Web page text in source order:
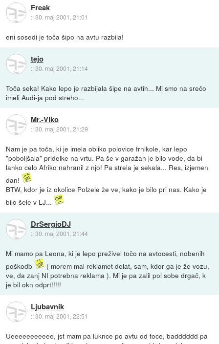
Freak
::30. maj 2001, 21:01
eni sosedi je toča šipo na avtu razbila!
tejo
::30. maj 2001, 21:14
Toča seka! Kako lepo je razbijala šipe na avtih... Mi smo na srečo
imeli Audi-ja pod streho...
Mr.-Viko
::30. maj 2001, 21:29
Nam je pa toča, ki je imela obliko polovice frnikole, kar lepo
"poboljšala" pridelke na vrtu. Pa še v garažah je bilo vode, da bi
lahko celo Afriko nahranil z njo! Pa strela je sekala... Res, izjemen
dan!
BTW, kdor je iz okolice Polzele že ve, kako je bilo pri nas. Kako je
bilo šele v LJ...
DrSergioDJ
::30. maj 2001, 21:44
Mi mamo pa Leona, ki je lepo preživel točo na avtocesti, nobenih
poškodb
( morem mal reklamet delat, sam, kdor ga je že vozu,
ve, da zanj NI potrebna reklama ). Mi je pa zalil pol sobe drgač, k
je bil okn odprt!!!!!
Ljubavnik
::30. maj 2001, 22:51
Ueeeeeeeeeee, jst mam pa luknce po avtu od toce, badddddd pa